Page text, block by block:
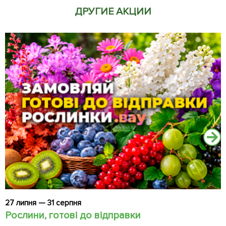
ДРУГИЕ АКЦИИ
27 липня — 31 серпня
Рослини, готові до відправки